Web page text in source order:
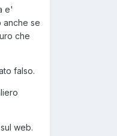
e'
anche se
che
falso.
web.